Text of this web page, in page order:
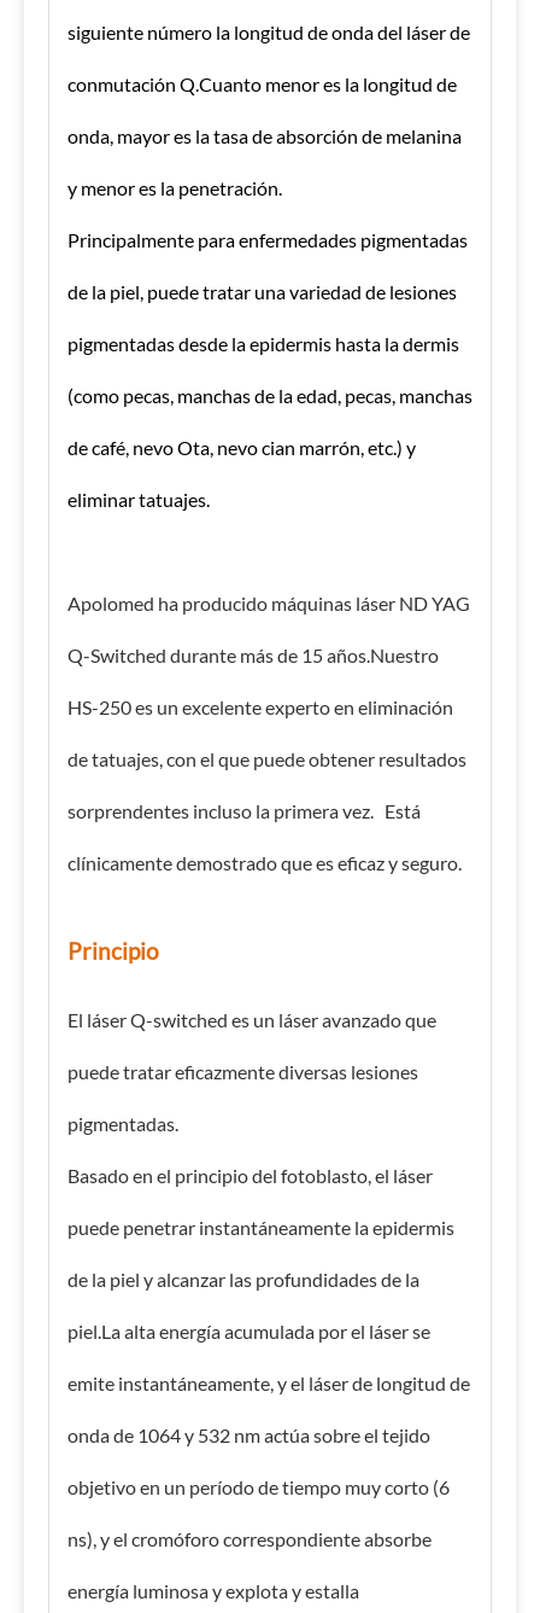
siguiente número la longitud de onda del láser de
conmutación Q.Cuanto menor es la longitud de
onda, mayor es la tasa de absorción de melanina
y menor es la penetración.
Principalmente para enfermedades pigmentadas
de la piel, puede tratar una variedad de lesiones
pigmentadas desde la epidermis hasta la dermis
(como pecas, manchas de la edad, pecas, manchas
de café, nevo Ota, nevo cian marrón, etc.) y
eliminar tatuajes.
Apolomed ha producido máquinas láser ND YAG
Q-Switched durante más de 15 años.Nuestro
HS-250 es un excelente experto en eliminación
de tatuajes, con el que puede obtener resultados
sorprendentes incluso la primera vez. Está
clínicamente demostrado que es eficaz y seguro.
Principio
El láser Q-switched es un láser avanzado que
puede tratar eficazmente diversas lesiones
pigmentadas.
Basado en el principio del fotoblasto, el láser
puede penetrar instantáneamente la epidermis
de la piel y alcanzar las profundidades de la
piel.La alta energía acumulada por el láser se
emite instantáneamente, y el láser de longitud de
onda de 1064 y 532 nm actúa sobre el tejido
objetivo en un período de tiempo muy corto (6
ns), y el cromóforo correspondiente absorbe
energía luminosa y explota y estalla